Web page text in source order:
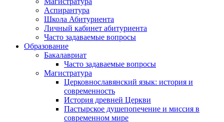
Аспирантура
Школа Абитуриента
Личный кабинет абитуриента
Часто задаваемые вопросы
Образование
Бакалавриат
Часто задаваемые вопросы
Магистратура
Церковнославянский язык: история и
современность
История древней Церкви
Пастырское душепопечение и миссия в
современном мире